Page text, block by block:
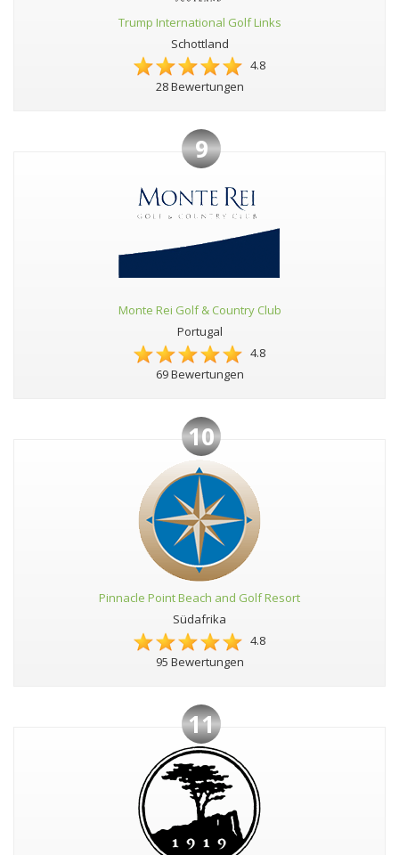
Trump International Golf Links
Schottland
4.8
28 Bewertungen
9
Monte Rei Golf & Country Club
Portugal
4.8
69 Bewertungen
10
Pinnacle Point Beach and Golf Resort
Südafrika
4.8
95 Bewertungen
11